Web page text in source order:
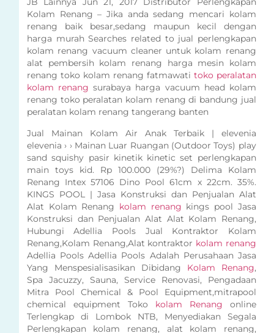
Kolam Renang – Jika anda sedang mencari kolam
renang baik besar,sedang maupun kecil dengan
harga murah Searches related to jual perlengkapan
kolam renang vacuum cleaner untuk kolam renang
alat pembersih kolam renang harga mesin kolam
renang toko kolam renang fatmawati toko peralatan
kolam renang surabaya harga vacuum head kolam
renang toko peralatan kolam renang di bandung jual
peralatan kolam renang tangerang banten
Jual Mainan Kolam Air Anak Terbaik | elevenia
elevenia › › Mainan Luar Ruangan (Outdoor Toys) play
sand squishy pasir kinetik kinetic set perlengkapan
main toys kid. Rp 100.000 (29%?) Delima Kolam
Renang Intex 57106 Dino Pool 61cm x 22cm. 35%.
KINGS POOL | Jasa Konstruksi dan Penjualan Alat
Alat Kolam Renang kolam renang kings pool Jasa
Konstruksi dan Penjualan Alat Alat Kolam Renang,
Hubungi Adellia Pools Jual Kontraktor Kolam
Renang,Kolam Renang,Alat kontraktor kolam renang
Adellia Pools Adellia Pools Adalah Perusahaan Jasa
Yang Menspesialisasikan Dibidang Kolam Renang,
Spa Jacuzzy, Sauna, Service Renovasi, Pengadaan
Mitra Pool Chemical & Pool Equipment,mitrapool
chemical equipment Toko kolam Renang online
Terlengkap di Lombok NTB, Menyediakan Segala
Perlengkapan kolam renang, alat kolam renang,